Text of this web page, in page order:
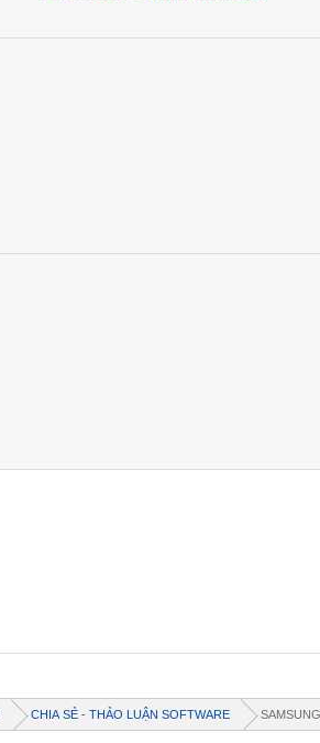
CHIA SẺ - THẢO LUẬN SOFTWARE SAMSUNG